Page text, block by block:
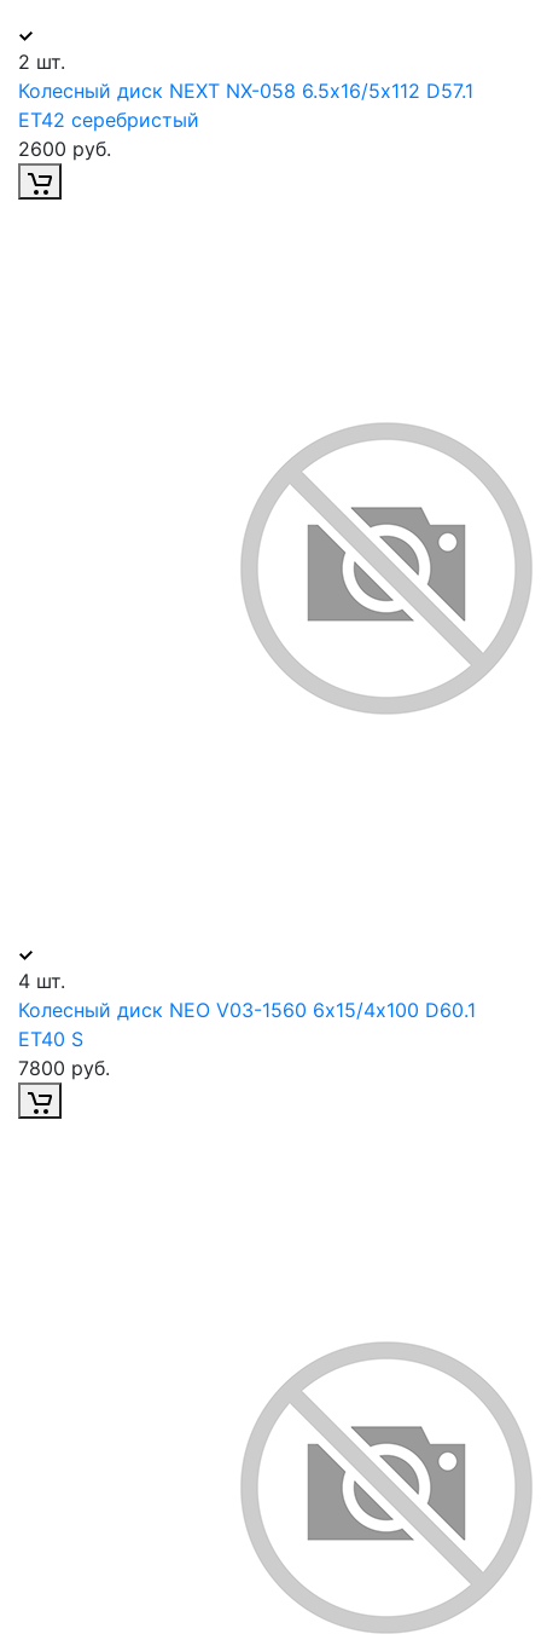
2 шт.
Колесный диск NEXT NX-058 6.5х16/5х112 D57.1
ET42 серебристый
2600 руб.
4 шт.
Колесный диск NEO V03-1560 6х15/4х100 D60.1
ET40 S
7800 руб.